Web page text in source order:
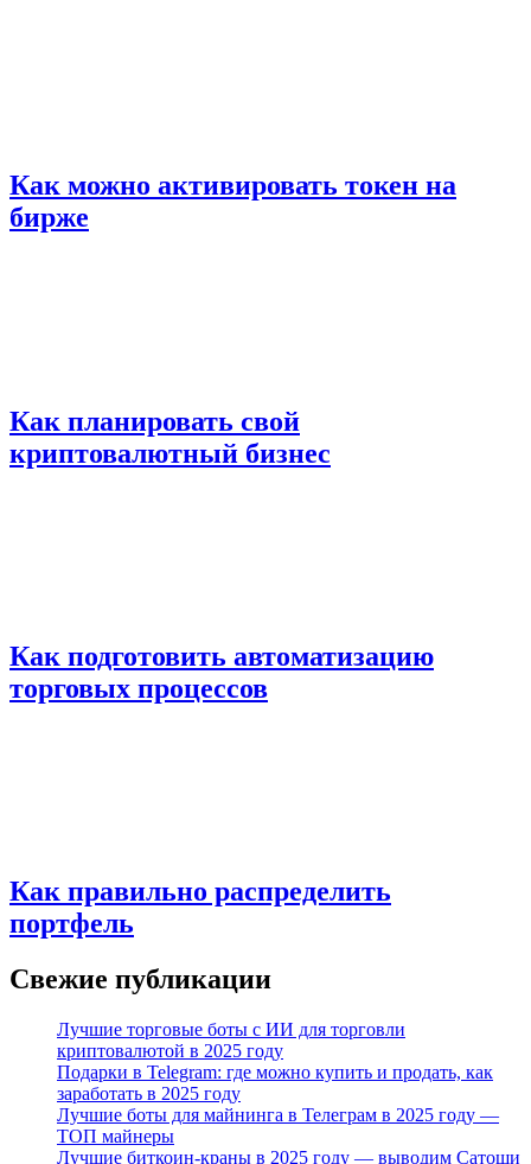
Как можно активировать токен на
бирже
Как планировать свой
криптовалютный бизнес
Как подготовить автоматизацию
торговых процессов
Как правильно распределить
портфель
Свежие публикации
Лучшие торговые боты с ИИ для торговли
криптовалютой в 2025 году
Подарки в Telegram: где можно купить и продать, как
заработать в 2025 году
Лучшие боты для майнинга в Телеграм в 2025 году —
ТОП майнеры
Лучшие биткоин-краны в 2025 году — выводим Сатоши